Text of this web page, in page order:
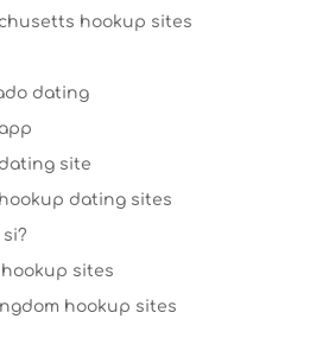
hookup sites
dating
site
dating sites
sites
hookup sites